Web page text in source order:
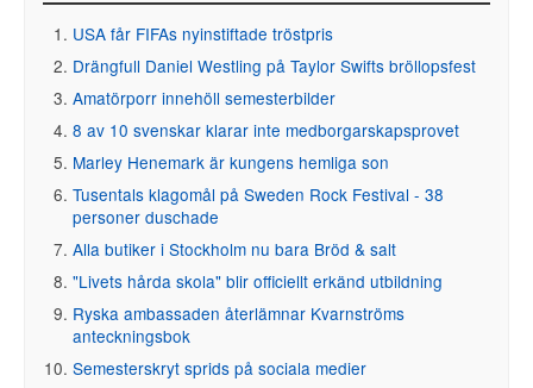
USA får FIFAs nyinstiftade tröstpris
Drängfull Daniel Westling på Taylor Swifts bröllopsfest
Amatörporr innehöll semesterbilder
8 av 10 svenskar klarar inte medborgarskapsprovet
Marley Henemark är kungens hemliga son
Tusentals klagomål på Sweden Rock Festival - 38
personer duschade
Alla butiker i Stockholm nu bara Bröd & salt
"Livets hårda skola" blir officiellt erkänd utbildning
Ryska ambassaden återlämnar Kvarnströms
anteckningsbok
Semesterskryt sprids på sociala medier